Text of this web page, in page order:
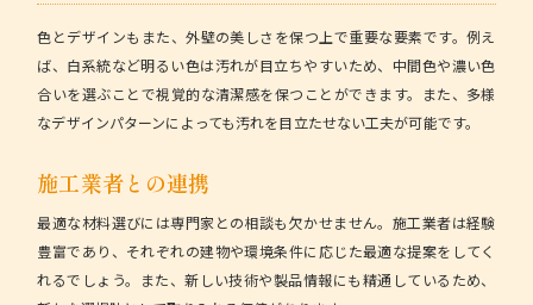
色とデザインもまた、外壁の美しさを保つ上で重要な要素です。例え
ば、白系統など明るい色は汚れが目立ちやすいため、中間色や濃い色
合いを選ぶことで視覚的な清潔感を保つことができます。また、多様
なデザインパターンによっても汚れを目立たせない工夫が可能です。
施工業者との連携
最適な材料選びには専門家との相談も欠かせません。施工業者は経験
豊富であり、それぞれの建物や環境条件に応じた最適な提案をしてく
れるでしょう。また、新しい技術や製品情報にも精通しているため、